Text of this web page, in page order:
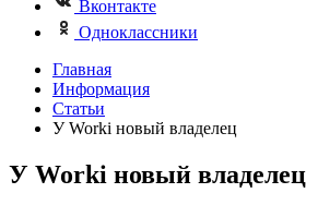
Вконтакте
Одноклассники
Главная
Информация
Статьи
У Worki новый владелец
У Worki новый владелец